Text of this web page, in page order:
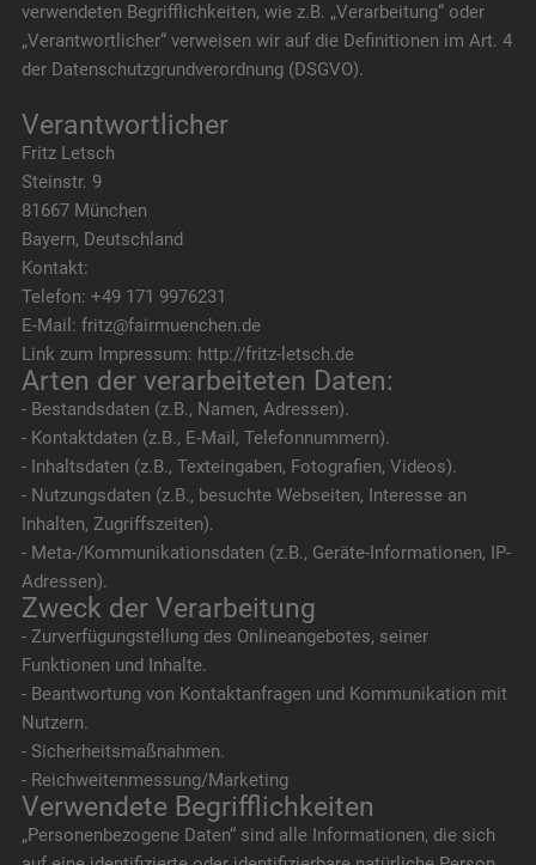
verwendeten Begrifflichkeiten, wie z.B. „Verarbeitung“ oder
„Verantwortlicher“ verweisen wir auf die Definitionen im Art. 4
der Datenschutzgrundverordnung (DSGVO).
Verantwortlicher
Fritz Letsch
Steinstr. 9
81667 München
Bayern, Deutschland
Kontakt:
Telefon: +49 171 9976231
E-Mail: fritz@fairmuenchen.de
Link zum Impressum: http://fritz-letsch.de
Arten der verarbeiteten Daten:
- Bestandsdaten (z.B., Namen, Adressen).
- Kontaktdaten (z.B., E-Mail, Telefonnummern).
- Inhaltsdaten (z.B., Texteingaben, Fotografien, Videos).
- Nutzungsdaten (z.B., besuchte Webseiten, Interesse an
Inhalten, Zugriffszeiten).
- Meta-/Kommunikationsdaten (z.B., Geräte-Informationen, IP-
Adressen).
Zweck der Verarbeitung
- Zurverfügungstellung des Onlineangebotes, seiner
Funktionen und Inhalte.
- Beantwortung von Kontaktanfragen und Kommunikation mit
Nutzern.
- Sicherheitsmaßnahmen.
- Reichweitenmessung/Marketing
Verwendete Begrifflichkeiten
„Personenbezogene Daten“ sind alle Informationen, die sich